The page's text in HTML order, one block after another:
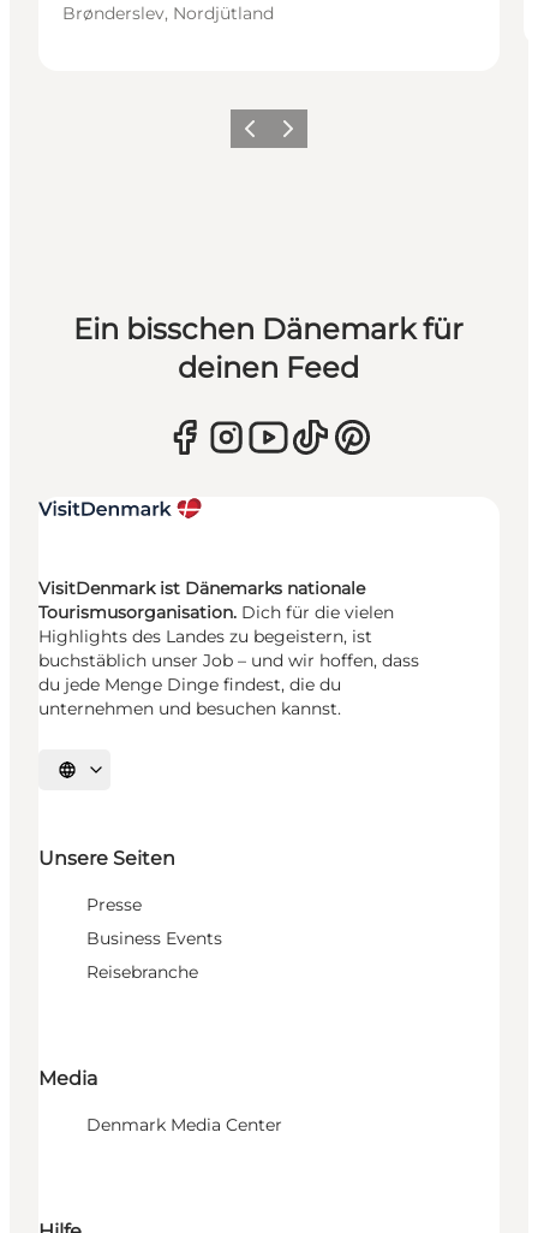
Brønderslev, Nordjütland
ZurückWeiter
Ein bisschen Dänemark für
deinen Feed
VisitDenmark ist Dänemarks nationale
Tourismusorganisation. Dich für die vielen
Highlights des Landes zu begeistern, ist
buchstäblich unser Job – und wir hoffen, dass
du jede Menge Dinge findest, die du
unternehmen und besuchen kannst.
Sprache auswählen
Unsere Seiten
Presse
Business Events
Reisebranche
Media
Denmark Media Center